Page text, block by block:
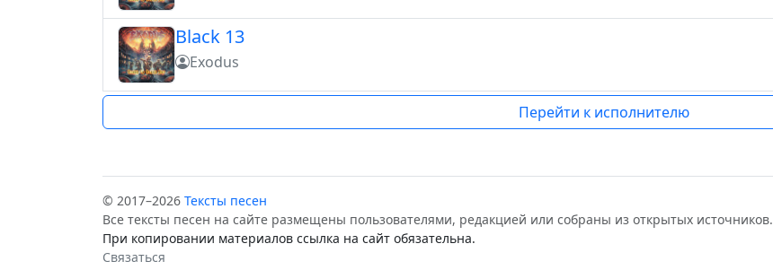
Black 13
Exodus
Перейти к исполнителю
© 2017–2026 Тексты песен
Все тексты песен на сайте размещены пользователями, редакцией или собраны из открытых источников.
При копировании материалов ссылка на сайт обязательна.
Связаться